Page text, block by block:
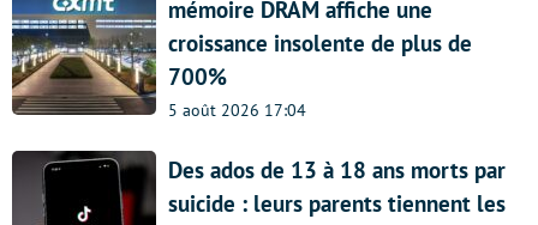
mémoire DRAM affiche une
croissance insolente de plus de
700%
5 août 2026 17:04
Des ados de 13 à 18 ans morts par
suicide : leurs parents tiennent les